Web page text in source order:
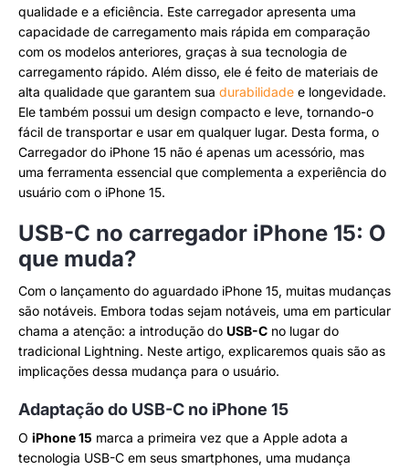
qualidade e a eficiência. Este carregador apresenta uma
capacidade de carregamento mais rápida em comparação
com os modelos anteriores, graças à sua tecnologia de
carregamento rápido. Além disso, ele é feito de materiais de
alta qualidade que garantem sua durabilidade e longevidade.
Ele também possui um design compacto e leve, tornando-o
fácil de transportar e usar em qualquer lugar. Desta forma, o
Carregador do iPhone 15 não é apenas um acessório, mas
uma ferramenta essencial que complementa a experiência do
usuário com o iPhone 15.
USB-C no carregador iPhone 15: O
que muda?
Com o lançamento do aguardado iPhone 15, muitas mudanças
são notáveis. Embora todas sejam notáveis, uma em particular
chama a atenção: a introdução do USB-C no lugar do
tradicional Lightning. Neste artigo, explicaremos quais são as
implicações dessa mudança para o usuário.
Adaptação do USB-C no iPhone 15
O iPhone 15 marca a primeira vez que a Apple adota a
tecnologia USB-C em seus smartphones, uma mudança